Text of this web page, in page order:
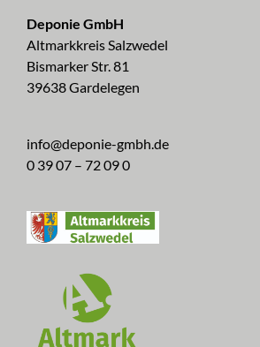
Deponie GmbH
Altmarkkreis Salzwedel
Bismarker Str. 81
39638 Gardelegen
info@deponie-gmbh.de
0 39 07 – 72 09 0